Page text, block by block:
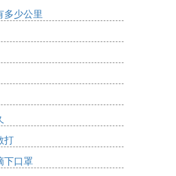
多少公里
打
下口罩